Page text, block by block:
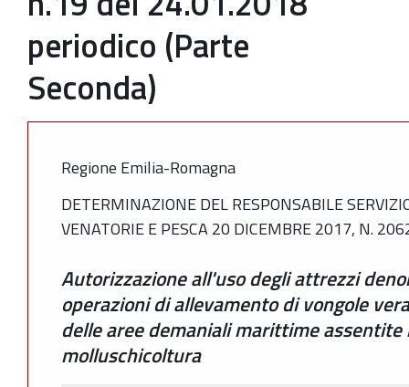
periodico (Parte
Seconda)
Regione Emilia-Romagna
DETERMINAZIONE DEL RESPONSABILE
VENATORIE E PESCA 20 DICEMBRE 2017, N.
Autorizzazione all'uso degli attrezzi
operazioni di allevamento di vongole
delle aree demaniali marittime assentite
molluschicoltura